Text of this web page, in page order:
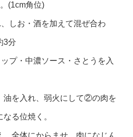
(1cm角位)
しお・酒を加えて混ぜ合わ
3分
プ・中濃ソース・さとうを入
を入れ、弱火にして②の肉を
る位焼く。
全体にからませ、肉になじん